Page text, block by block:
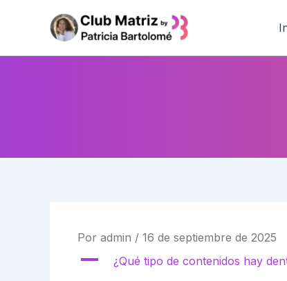
Por admin / 16 de septiembre de 2025
A ¿Qué tipo de contenidos hay